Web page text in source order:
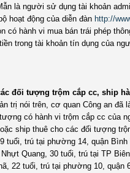
là người sử dụng tài khoản
hoạt động của diễn đàn http://
có hành vi mua bán trái phép
trong tài khoản tín dụng của
đối tượng trộm cắp cc, ship
trị nói trên, cơ quan Công an đã
có hành vi trộm cắp cc của
ship thuê cho các đối tượng
tuổi, trú tại phường 14, quận
Quang, 30 tuổi, trú tại TP
22 tuổi, trú tại phường 10, quận